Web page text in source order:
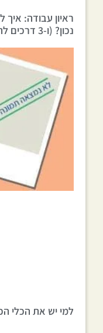
ראיון עבודה:
נכון? (ו-3 דרכים לתקן את המצב בזמן אמת)
למי יש את הכלי